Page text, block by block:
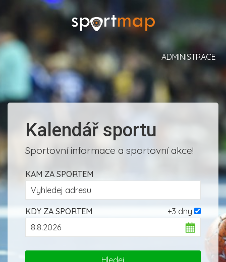
ADMINISTRACE
Kalendář sportu
Sportovní informace a sportovní akce!
KAM ZA SPORTEM
+3 dny
KDY ZA SPORTEM